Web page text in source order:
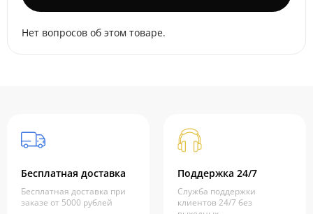
Нет вопросов об этом товаре.
Бесплатная доставка
Бесплатная доставка при
заказе от 5000 рублей
Поддержка 24/7
Служба поддержки
клиентов 24/7 без